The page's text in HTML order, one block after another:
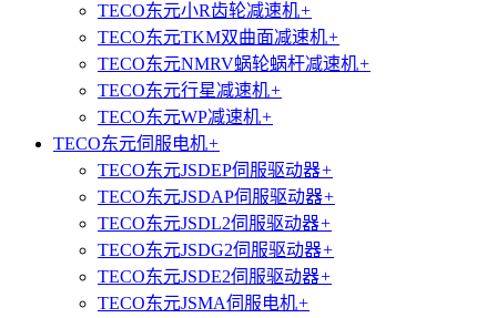
TECO东元小R齿轮减速机+
TECO东元TKM双曲面减速机+
TECO东元NMRV蜗轮蜗杆减速机+
TECO东元行星减速机+
TECO东元WP减速机+
TECO东元伺服电机+
TECO东元JSDEP伺服驱动器+
TECO东元JSDAP伺服驱动器+
TECO东元JSDL2伺服驱动器+
TECO东元JSDG2伺服驱动器+
TECO东元JSDE2伺服驱动器+
TECO东元JSMA伺服电机+